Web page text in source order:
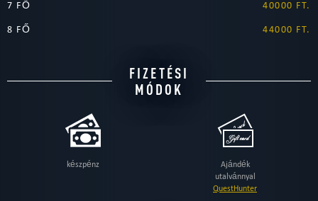
7 FŐ
40000 FT.
8 FŐ
44000 FT.
FIZETÉSI
MÓDOK
készpénz
Ajándék
utalvánnyal
QuestHunter